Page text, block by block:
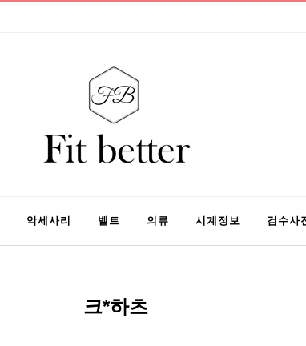
악세사리 벨트 의류 시계정보 검수사
크*하츠